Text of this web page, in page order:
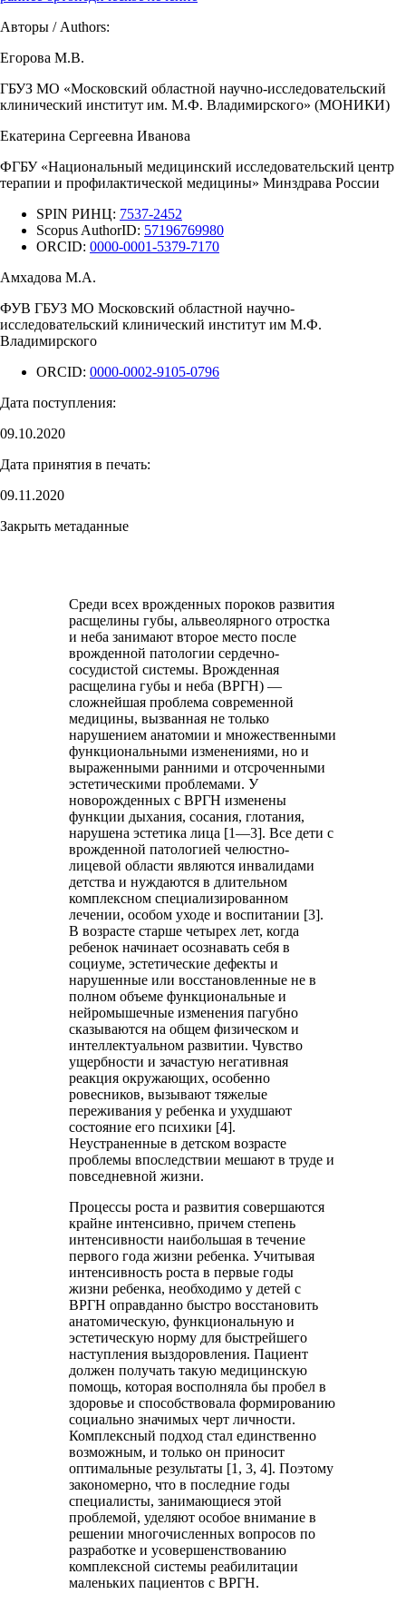
Авторы / Authors:
Егорова М.В.
ГБУЗ МО «Московский областной научно-исследовательский
клинический институт им. М.Ф. Владимирского» (МОНИКИ)
Екатерина Сергеевна Иванова
ФГБУ «Национальный медицинский исследовательский центр
терапии и профилактической медицины» Минздрава России
SPIN РИНЦ: 7537-2452
Scopus AuthorID: 57196769980
ORCID: 0000-0001-5379-7170
Амхадова М.А.
ФУВ ГБУЗ МО Московский областной научно-
исследовательский клинический институт им М.Ф.
Владимирского
ORCID: 0000-0002-9105-0796
Дата поступления:
09.10.2020
Дата принятия в печать:
09.11.2020
Закрыть метаданные
Среди всех врожденных пороков развития
расщелины губы, альвеолярного отростка
и неба занимают второе место после
врожденной патологии сердечно-
сосудистой системы. Врожденная
расщелина губы и неба (ВРГН) —
сложнейшая проблема современной
медицины, вызванная не только
нарушением анатомии и множественными
функциональными изменениями, но и
выраженными ранними и отсроченными
эстетическими проблемами. У
новорожденных с ВРГН изменены
функции дыхания, сосания, глотания,
нарушена эстетика лица [1—3]. Все дети с
врожденной патологией челюстно-
лицевой области являются инвалидами
детства и нуждаются в длительном
комплексном специализированном
лечении, особом уходе и воспитании [3].
В возрасте старше четырех лет, когда
ребенок начинает осознавать себя в
социуме, эстетические дефекты и
нарушенные или восстановленные не в
полном объеме функциональные и
нейромышечные изменения пагубно
сказываются на общем физическом и
интеллектуальном развитии. Чувство
ущербности и зачастую негативная
реакция окружающих, особенно
ровесников, вызывают тяжелые
переживания у ребенка и ухудшают
состояние его психики [4].
Неустраненные в детском возрасте
проблемы впоследствии мешают в труде и
повседневной жизни.
Процессы роста и развития совершаются
крайне интенсивно, причем степень
интенсивности наибольшая в течение
первого года жизни ребенка. Учитывая
интенсивность роста в первые годы
жизни ребенка, необходимо у детей с
ВРГН оправданно быстро восстановить
анатомическую, функциональную и
эстетическую норму для быстрейшего
наступления выздоровления. Пациент
должен получать такую медицинскую
помощь, которая восполняла бы пробел в
здоровье и способствовала формированию
социально значимых черт личности.
Комплексный подход стал единственно
возможным, и только он приносит
оптимальные результаты [1, 3, 4]. Поэтому
закономерно, что в последние годы
специалисты, занимающиеся этой
проблемой, уделяют особое внимание в
решении многочисленных вопросов по
разработке и усовершенствованию
комплексной системы реабилитации
маленьких пациентов с ВРГН.